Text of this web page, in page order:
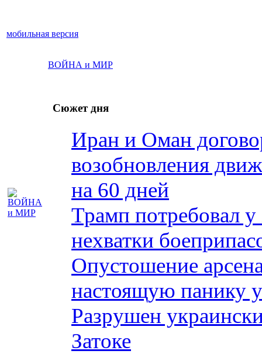
мобильная версия
ВОЙНА и МИР
Сюжет дня
Иран и Оман
возобновления
на 60 дней
Трамп потребовал у
нехватки
Опустошение
настоящую панику
Разрушен
Затоке